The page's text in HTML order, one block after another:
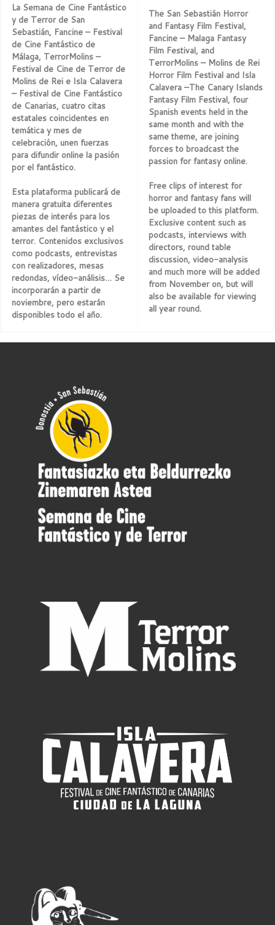
La Semana de Cine Fantástico
y de Terror de San
Sebastián, Fancine – Festival
de Cine Fantástico de
Málaga, TerrorMolins –
Festival de Cine de Terror de
Molins de Rei e Isla Calavera
– Festival de Cine Fantástico
de Canarias, cuatro citas
estatales coincidentes en
temática y mes de
celebración, unen fuerzas
para difundir online la pasión
por el fantástico.
Esta plataforma publicará de
manera gratuita diferentes
piezas de interés para los
amantes del fantástico y el
terror. Contenidos exclusivos
como podcasts, entrevistas
con realizadores, mesas
redondas, vídeo-análisis… Se
incorporarán a partir de
noviembre, pero estarán
disponibles todo el año.
The San Sebastián Horror
and Fantasy Film Festival,
Fancine – Malaga Fantasy
Film Festival, and
TerrorMolins – Molins de Rei
Horror Film Festival and Isla
Calavera –The Canary Islands
Fantasy Film Festival, four
Spanish events held in the
same month and with the
same theme, are joining
forces to broadcast the
passion for fantasy online.
Free clips of interest for
horror and fantasy fans will
be uploaded to this platform.
Exclusive content such as
podcasts, interviews with
directors, round table
discussion, video-analysis
and much more will be added
from November on, but will
also be available for viewing
all year round.